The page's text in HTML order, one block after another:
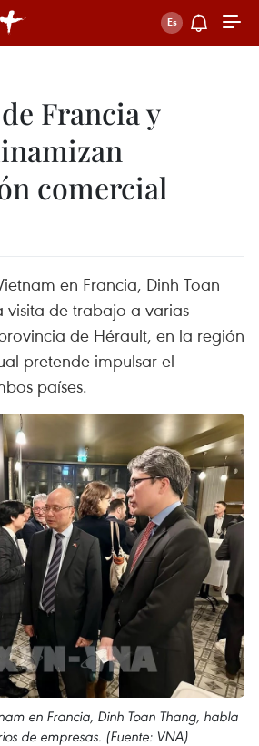
Francia y
comercial
en Francia, Dinh Toan
visita de trabajo a varias
de Hérault, en la región
pretende impulsar el
países.
en Francia, Dinh Toan Thang, habla
de empresas. (Fuente: VNA)